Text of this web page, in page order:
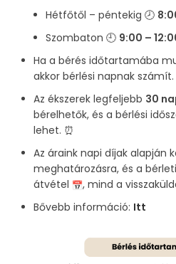
Hétfőtől – péntekig 🕗
Szombaton 🕘 9:00 –
Ha a bérés időtartamába
akkor bérlési napnak számít.
Az ékszerek legfeljebb 30
bérelhetők, és a bérlési
lehet. ⏰
Az áraink napi díjak alapján
meghatározásra, és a
átvétel
, mind a
Bővebb információ: Itt